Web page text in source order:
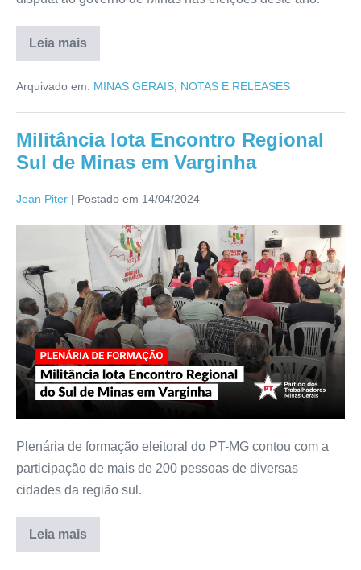
Leia mais
Arquivado em: MINAS GERAIS NOTAS E RELEASES
Militância lota Encontro Regional
Sul de Minas em Varginha
Jean Piter | Postado em 14/04/2024
Plenária de formação eleitoral do PT-MG contou com a
participação de mais de 200 pessoas de diversas
cidades da região sul.
Leia mais